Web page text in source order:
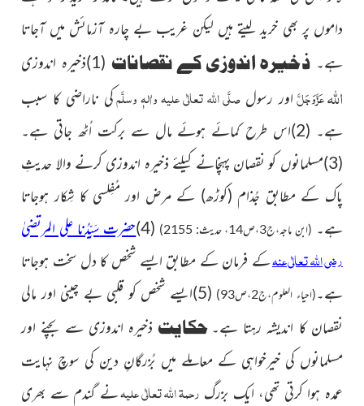
داموں پر بھی خرید لیتے ہیں لیکن غریب بے چارہ آزمائش میں آجاتا
ہے۔ذخیرہ اندوزی کے نقصانات (1)ذخیرہ اندوزی
اللہعَزَّوَجَلَّاور رسولصلَّی اللہ تعالٰی علیہ واٰلہٖ وسلَّمکی ناراضی کا سبب
ہے۔ (2)
اس طرح کمائے ہوئے مال سے برکت اُٹھ جاتی ہے۔
(3)مسلمانوں
کو نقصان پہنچانے کیلئے ذخیرہ اندوزی کرنے والا حدیثِ
پاک کے مطابق جُذام (کوڑھ) کے مرض اور مُفِلسی کا شِکار ہوجاتا
ہے۔ (ابن ماجہ،ج3،ص14، حدیث: 2155) (4) حضرت سَیِّدُنا علی المرتضیٰ
رضی اللہ تعالٰی عنہکے فرمان کے مطابق ایسے شخص کا دل سخت ہوجاتا
ہے۔(احیاء العلوم،ج2،ص93) (5)
ایسے شخص کو قلبی بے چینی اور مالی
نقصان کا اندیشہ رہتا ہے۔ حکایت ذخیرہ اندوزی سے بچنے اور
مسلمانوں کی خیرخواہی کے معاملے میں بُزرگانِ دین کی سوچ نہایت
عمدہ ہوا کرتی تھی، ایک بزرگ رحمۃ اللہ تعالٰی علیہنے گندم سے بھری